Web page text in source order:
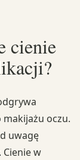
cienie
oczu.
uwagę
Cienie w